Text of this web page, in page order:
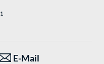
1
E-Mail